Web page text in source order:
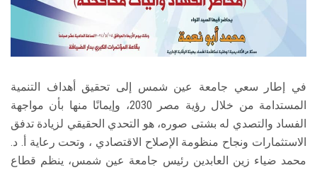
سجل الان
في إطار سعي جامعة عين شمس إلى تحقيق أهداف التنمية
المستدامة من خلال رؤية مصر 2030، وإيمانًا منها بأن مواجهة
الفساد والتصدي له بشتى صوره، هو التحدي الحقيقي لزيادة تدفق
الاستثمارات ونجاح منظومة الإصلاح الاقتصادي ، وتحت رعاية أ. د.
محمد ضياء زين العابدين رئيس جامعة عين شمس، ينظم قطاع